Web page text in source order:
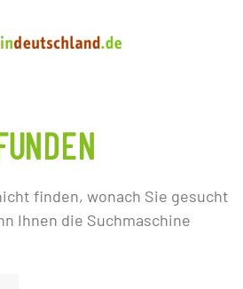
finden, wonach Sie gesucht
Ihnen die Suchmaschine